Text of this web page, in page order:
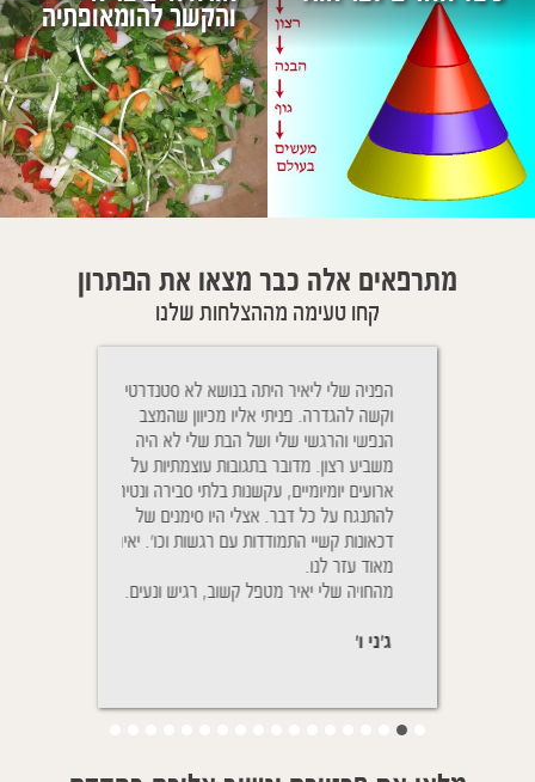
והקשר להומאופתיה
מתרפאים אלה כבר מצאו את הפתרון
קחו טעימה מההצלחות שלנו
הפניה שלי ליאיר היתה בנושא לא סטנדרטי
וקשה להגדרה. פניתי אליו מכיוון שהמצב
הנפשי והרגשי שלי ושל הבת שלי לא היה
משביע רצון. מדובר בתגובות עוצמתיות על
ארועים יומיומיים, עקשנות בלתי סבירה ונטיה
להתנגח על כל דבר. אצלי היו סימנים של
דכאונות קשיי התמודדות עם רגשות וכו'. יאיר
מאוד עזר לנו.
מהחויה שלי יאיר מטפל קשוב, רגיש ונעים.
ג'ני ו'